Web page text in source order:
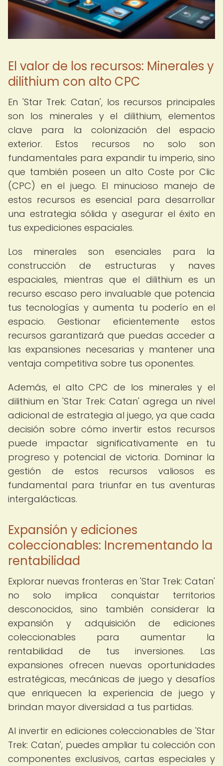
El valor de los recursos: Minerales y
dilithium con alto CPC
En 'Star Trek: Catan', los recursos principales
son los minerales y el dilithium, elementos
clave para la colonización del espacio
exterior. Estos recursos no solo son
fundamentales para expandir tu imperio, sino
que también poseen un alto Coste por Clic
(CPC) en el juego. El minucioso manejo de
estos recursos es esencial para desarrollar
una estrategia sólida y asegurar el éxito en
tus expediciones espaciales.
Los minerales son esenciales para la
construcción de estructuras y naves
espaciales, mientras que el dilithium es un
recurso escaso pero invaluable que potencia
tus tecnologías y aumenta tu poderío en el
espacio. Gestionar eficientemente estos
recursos garantizará que puedas acceder a
las expansiones necesarias y mantener una
ventaja competitiva sobre tus oponentes.
Además, el alto CPC de los minerales y el
dilithium en 'Star Trek: Catan' agrega un nivel
adicional de estrategia al juego, ya que cada
decisión sobre cómo invertir estos recursos
puede impactar significativamente en tu
progreso y potencial de victoria. Dominar la
gestión de estos recursos valiosos es
fundamental para triunfar en tus aventuras
intergalácticas.
Expansión y ediciones
coleccionables: Incrementando la
rentabilidad
Explorar nuevas fronteras en 'Star Trek: Catan'
no solo implica conquistar territorios
desconocidos, sino también considerar la
expansión y adquisición de ediciones
coleccionables para aumentar la
rentabilidad de tus inversiones. Las
expansiones ofrecen nuevas oportunidades
estratégicas, mecánicas de juego y desafíos
que enriquecen la experiencia de juego y
brindan mayor diversidad a tus partidas.
Al invertir en ediciones coleccionables de 'Star
Trek: Catan', puedes ampliar tu colección con
componentes exclusivos, cartas especiales y